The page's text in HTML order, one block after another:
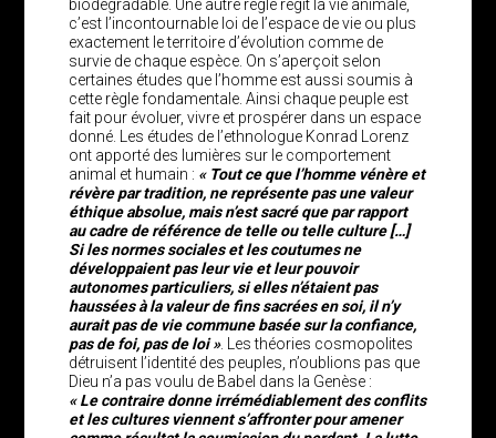
biodégradable. Une autre règle régit la vie animale,
c’est l’incontournable loi de l’espace de vie ou plus
exactement le territoire d’évolution comme de
survie de chaque espèce. On s’aperçoit selon
certaines études que l’homme est aussi soumis à
cette règle fondamentale. Ainsi chaque peuple est
fait pour évoluer, vivre et prospérer dans un espace
donné. Les études de l’ethnologue Konrad Lorenz
ont apporté des lumières sur le comportement
animal et humain : « Tout ce que l’homme vénère et
révère par tradition, ne représente pas une valeur
éthique absolue, mais n’est sacré que par rapport
au cadre de référence de telle ou telle culture […]
Si les normes sociales et les coutumes ne
développaient pas leur vie et leur pouvoir
autonomes particuliers, si elles n’étaient pas
haussées à la valeur de fins sacrées en soi, il n’y
aurait pas de vie commune basée sur la confiance,
pas de foi, pas de loi ». Les théories cosmopolites
détruisent l’identité des peuples, n’oublions pas que
Dieu n’a pas voulu de Babel dans la Genèse :
« Le contraire donne irrémédiablement des conflits
et les cultures viennent s’affronter pour amener